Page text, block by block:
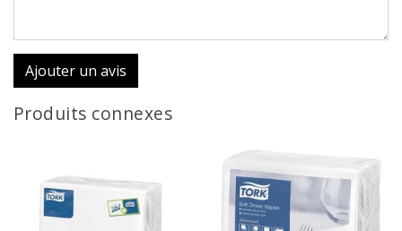
Ajouter un avis
Produits connexes